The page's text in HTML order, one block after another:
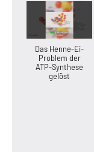
Das Henne-Ei-
Problem der
ATP-Synthese
gelöst